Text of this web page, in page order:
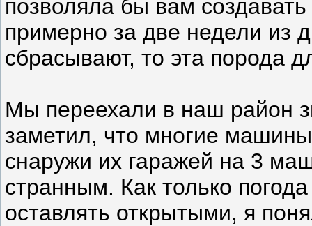
позволяла бы вам
примерно за две недели из
сбрасывают, то эта порода
Мы переехали в наш район
заметил, что многие
снаружи их гаражей на 3
странным. Как только
оставлять открытыми, я